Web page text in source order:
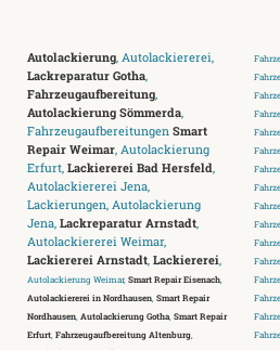
Autolackierung, Autolackiererei,
Lackreparatur Gotha,
Fahrzeugaufbereitung,
Autolackierung Sömmerda,
Fahrzeugaufbereitungen Smart
Repair Weimar, Autolackierung
Erfurt, Lackiererei Bad Hersfeld,
Autolackiererei Jena,
Lackierungen, Autolackierung
Jena, Lackreparatur Arnstadt,
Autolackiererei Weimar,
Lackiererei Arnstadt, Lackiererei,
Autolackierung Weimar, Smart Repair Eisenach
Autolackiererei in Nordhausen Smart Repair
Nordhausen Autolackierung Gotha Smart Repair
Erfurt Fahrzeugaufbereitung Altenburg